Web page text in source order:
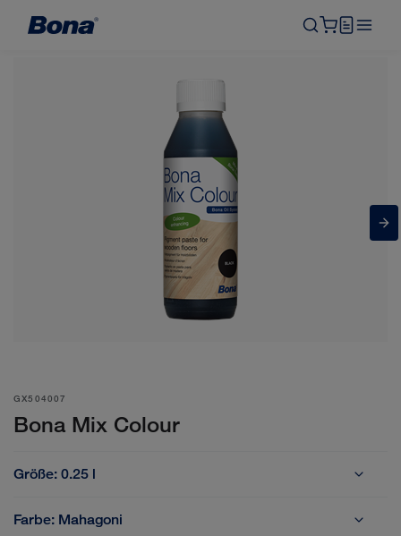
GX504007
Bona Mix Colour
Größe: 0.25 l
Farbe: Mahagoni